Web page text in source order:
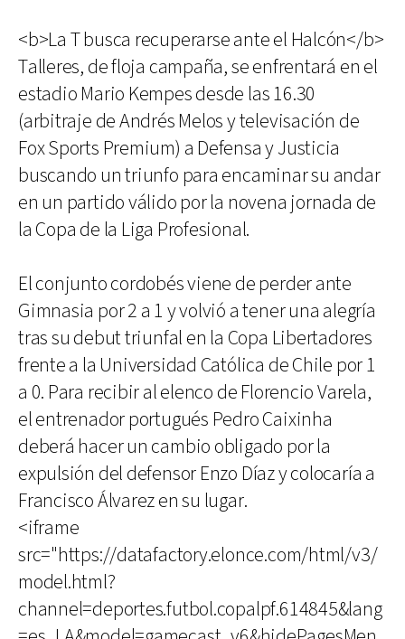
<b>La T busca recuperarse ante el Halcón</b>
Talleres, de floja campaña, se enfrentará en el
estadio Mario Kempes desde las 16.30
(arbitraje de Andrés Melos y televisación de
Fox Sports Premium) a Defensa y Justicia
buscando un triunfo para encaminar su andar
en un partido válido por la novena jornada de
la Copa de la Liga Profesional.
El conjunto cordobés viene de perder ante
Gimnasia por 2 a 1 y volvió a tener una alegría
tras su debut triunfal en la Copa Libertadores
frente a la Universidad Católica de Chile por 1
a 0. Para recibir al elenco de Florencio Varela,
el entrenador portugués Pedro Caixinha
deberá hacer un cambio obligado por la
expulsión del defensor Enzo Díaz y colocaría a
Francisco Álvarez en su lugar.
<iframe
src="https://datafactory.elonce.com/html/v3/
model.html?
channel=deportes.futbol.copalpf.614845&lang